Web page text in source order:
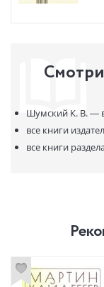
Шумский К. В. —
все книги
все книги